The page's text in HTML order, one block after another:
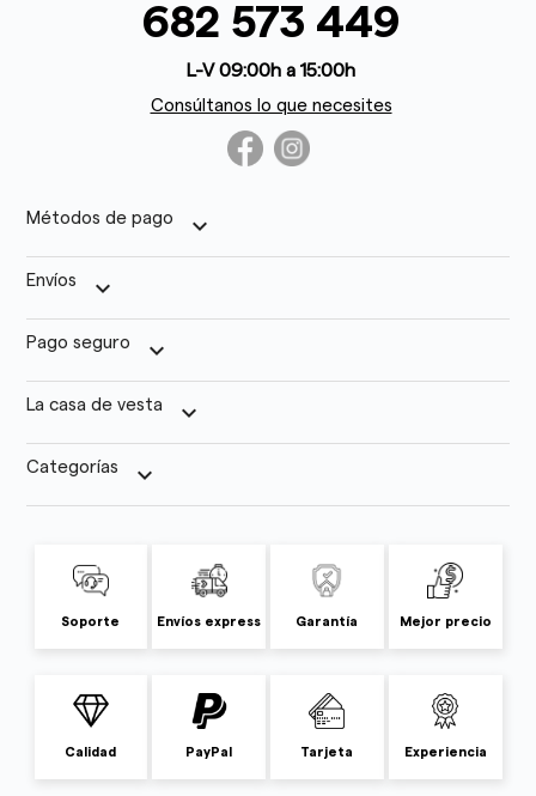
682 573 449
L-V 09:00h a 15:00h
Consúltanos lo que necesites
Métodos de pago keyboard_arrow_down
Envíos keyboard_arrow_down
Pago seguro keyboard_arrow_down
La casa de vesta keyboard_arrow_down
Categorías keyboard_arrow_down
Soporte Envíos express Garantía Mejor precio
Calidad PayPal Tarjeta Experiencia